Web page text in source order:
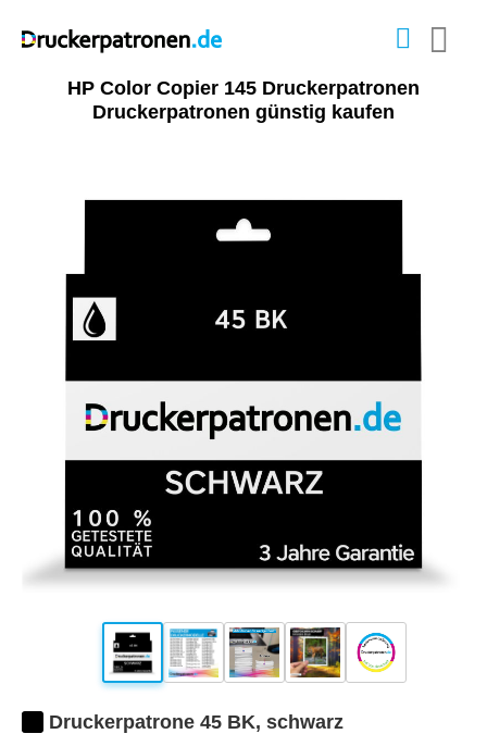
HP Color Copier 145 Druckerpatronen
Druckerpatronen günstig kaufen
Druckerpatrone 45 BK, schwarz